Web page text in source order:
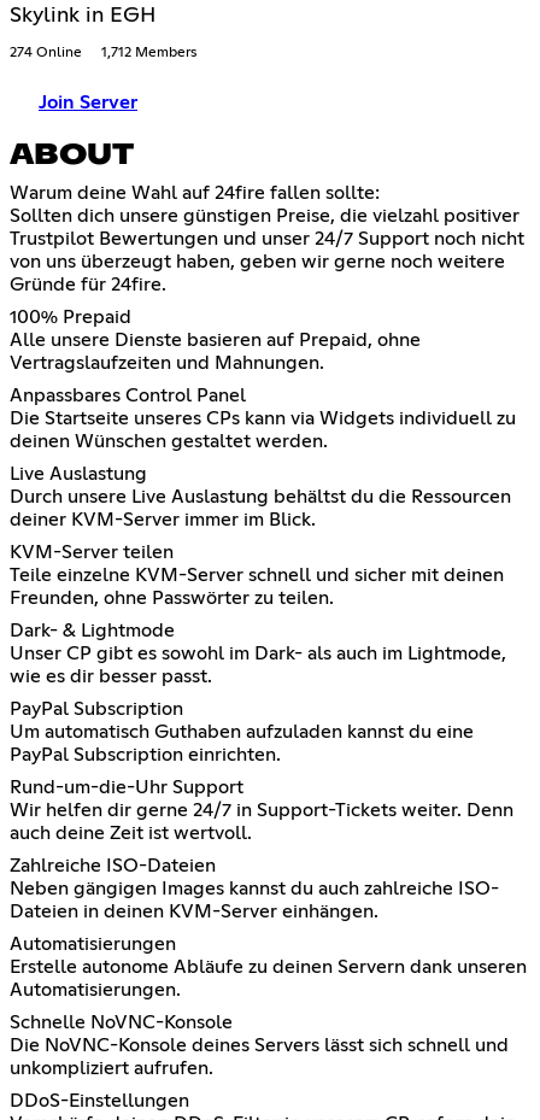
Skylink in EGH
274 Online 1,712 Members
Join Server
ABOUT
Warum deine Wahl auf 24fire fallen sollte:
Sollten dich unsere günstigen Preise, die vielzahl positiver
Trustpilot Bewertungen und unser 24/7 Support noch nicht
von uns überzeugt haben, geben wir gerne noch weitere
Gründe für 24fire.
100% Prepaid
Alle unsere Dienste basieren auf Prepaid, ohne
Vertragslaufzeiten und Mahnungen.
Anpassbares Control Panel
Die Startseite unseres CPs kann via Widgets individuell zu
deinen Wünschen gestaltet werden.
Live Auslastung
Durch unsere Live Auslastung behältst du die Ressourcen
deiner KVM-Server immer im Blick.
KVM-Server teilen
Teile einzelne KVM-Server schnell und sicher mit deinen
Freunden, ohne Passwörter zu teilen.
Dark- & Lightmode
Unser CP gibt es sowohl im Dark- als auch im Lightmode,
wie es dir besser passt.
PayPal Subscription
Um automatisch Guthaben aufzuladen kannst du eine
PayPal Subscription einrichten.
Rund-um-die-Uhr Support
Wir helfen dir gerne 24/7 in Support-Tickets weiter. Denn
auch deine Zeit ist wertvoll.
Zahlreiche ISO-Dateien
Neben gängigen Images kannst du auch zahlreiche ISO-
Dateien in deinen KVM-Server einhängen.
Automatisierungen
Erstelle autonome Abläufe zu deinen Servern dank unseren
Automatisierungen.
Schnelle NoVNC-Konsole
Die NoVNC-Konsole deines Servers lässt sich schnell und
unkompliziert aufrufen.
DDoS-Einstellungen